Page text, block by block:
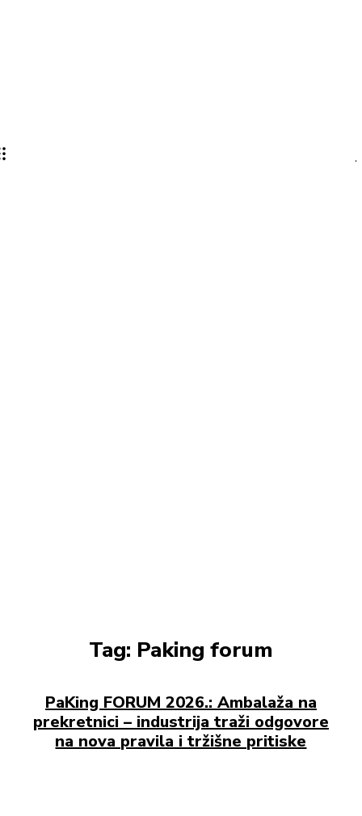
Tag: Paking forum
PaKing FORUM 2026.: Ambalaža na
prekretnici – industrija traži odgovore
na nova pravila i tržišne pritiske